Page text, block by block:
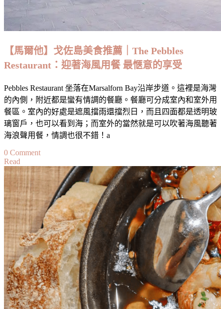
Ban
Restaurant,
Kepong
【馬爾他】戈佐島美食推薦｜The Pebbles
Restaurant：迎著海風用餐 最愜意的享受
Pebbles Restaurant 坐落在Marsalforn Bay沿岸步道。這裡是海灣
的內側，附近都是蠻有情調的餐廳。餐廳可分成室內和室外用
餐區。室內的好處是遮風擋雨還擋烈日，而且四面都是透明玻
璃窗戶，也可以看到海；而室外的當然就是可以吹著海風聽著
海浪聲用餐，情調也很不錯！a
0 Commenton
爾
他】
戈
佐
島
美
食
推
薦
｜
The
Pebbles
Read